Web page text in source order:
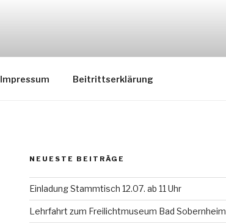
Impressum Beitrittserklärung
NEUESTE BEITRÄGE
Einladung Stammtisch 12.07. ab 11 Uhr
Lehrfahrt zum Freilichtmuseum Bad Sobernheim